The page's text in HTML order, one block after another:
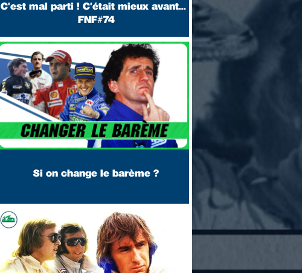
C'est mal parti ! C'était mieux avant... !
FNF#74
Si on change le barème ?